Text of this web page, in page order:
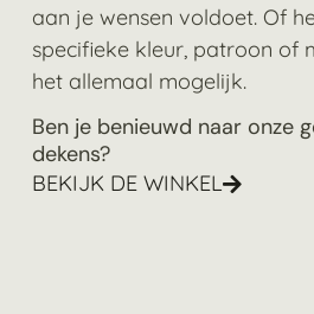
aan je wensen voldoet. Of
specifieke kleur, patroon of
het allemaal mogelijk.
Ben je benieuwd naar onze
dekens?
BEKIJK DE WINKEL